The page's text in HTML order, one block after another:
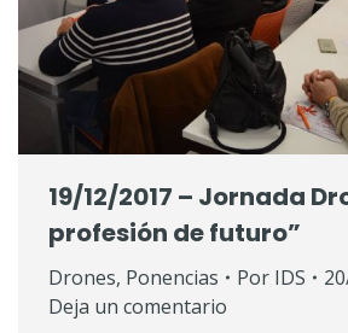
19/12/2017 – Jornada
profesión de futuro”
Drones, Ponencias Por IDS
Deja un comentario